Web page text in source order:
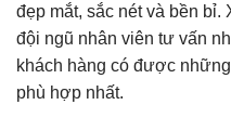
đẹp mắt, sắc nét và bền
đội ngũ nhân viên tư vấn
khách hàng có được
phù hợp nhất.